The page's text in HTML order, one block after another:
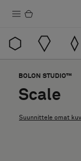
Tuotteet
Kestävä
Asennus
BOLON STUDIO™
Scale
Suunnittele omat